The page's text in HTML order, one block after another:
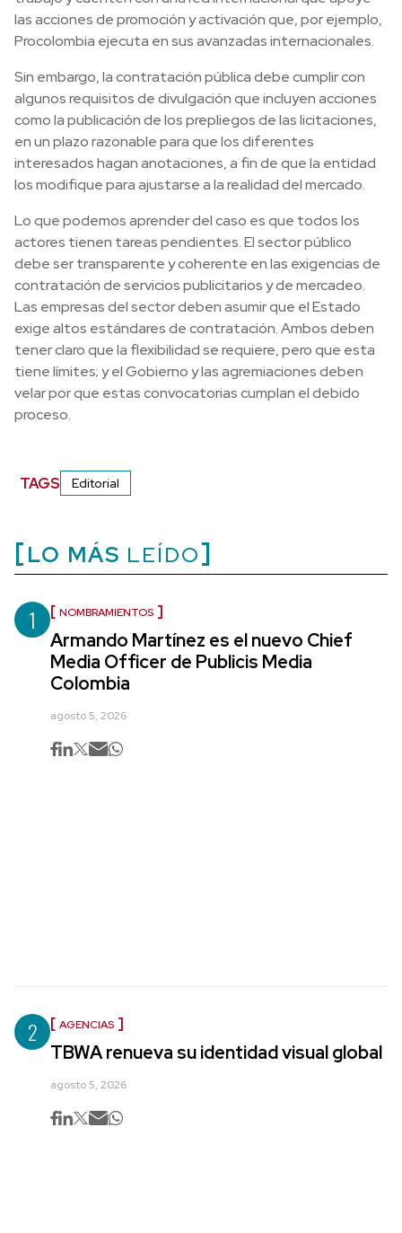
las acciones de promoción y activación que, por ejemplo,
Procolombia ejecuta en sus avanzadas internacionales.
Sin embargo, la contratación pública debe cumplir con
algunos requisitos de divulgación que incluyen acciones
como la publicación de los prepliegos de las licitaciones,
en un plazo razonable para que los diferentes
interesados hagan anotaciones, a fin de que la entidad
los modifique para ajustarse a la realidad del mercado.
Lo que podemos aprender del caso es que todos los
actores tienen tareas pendientes. El sector público
debe ser transparente y coherente en las exigencias de
contratación de servicios publicitarios y de mercadeo.
Las empresas del sector deben asumir que el Estado
exige altos estándares de contratación. Ambos deben
tener claro que la flexibilidad se requiere, pero que esta
tiene límites; y el Gobierno y las agremiaciones deben
velar por que estas convocatorias cumplan el debido
proceso.
TAGS Editorial
LO MÁS LEÍDO
1 NOMBRAMIENTOS
Armando Martínez es el nuevo Chief
Media Officer de Publicis Media
Colombia
agosto 5, 2026
2 AGENCIAS
TBWA renueva su identidad visual global
agosto 5, 2026